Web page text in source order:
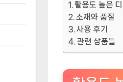
활용도 높은
소재와 품질
사용 후기
관련 상품들